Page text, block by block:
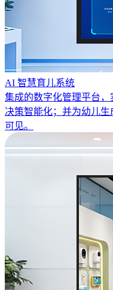
AI 智慧育儿系统
集成的数字化管理平台，
决策智能化；并为幼儿
可见。